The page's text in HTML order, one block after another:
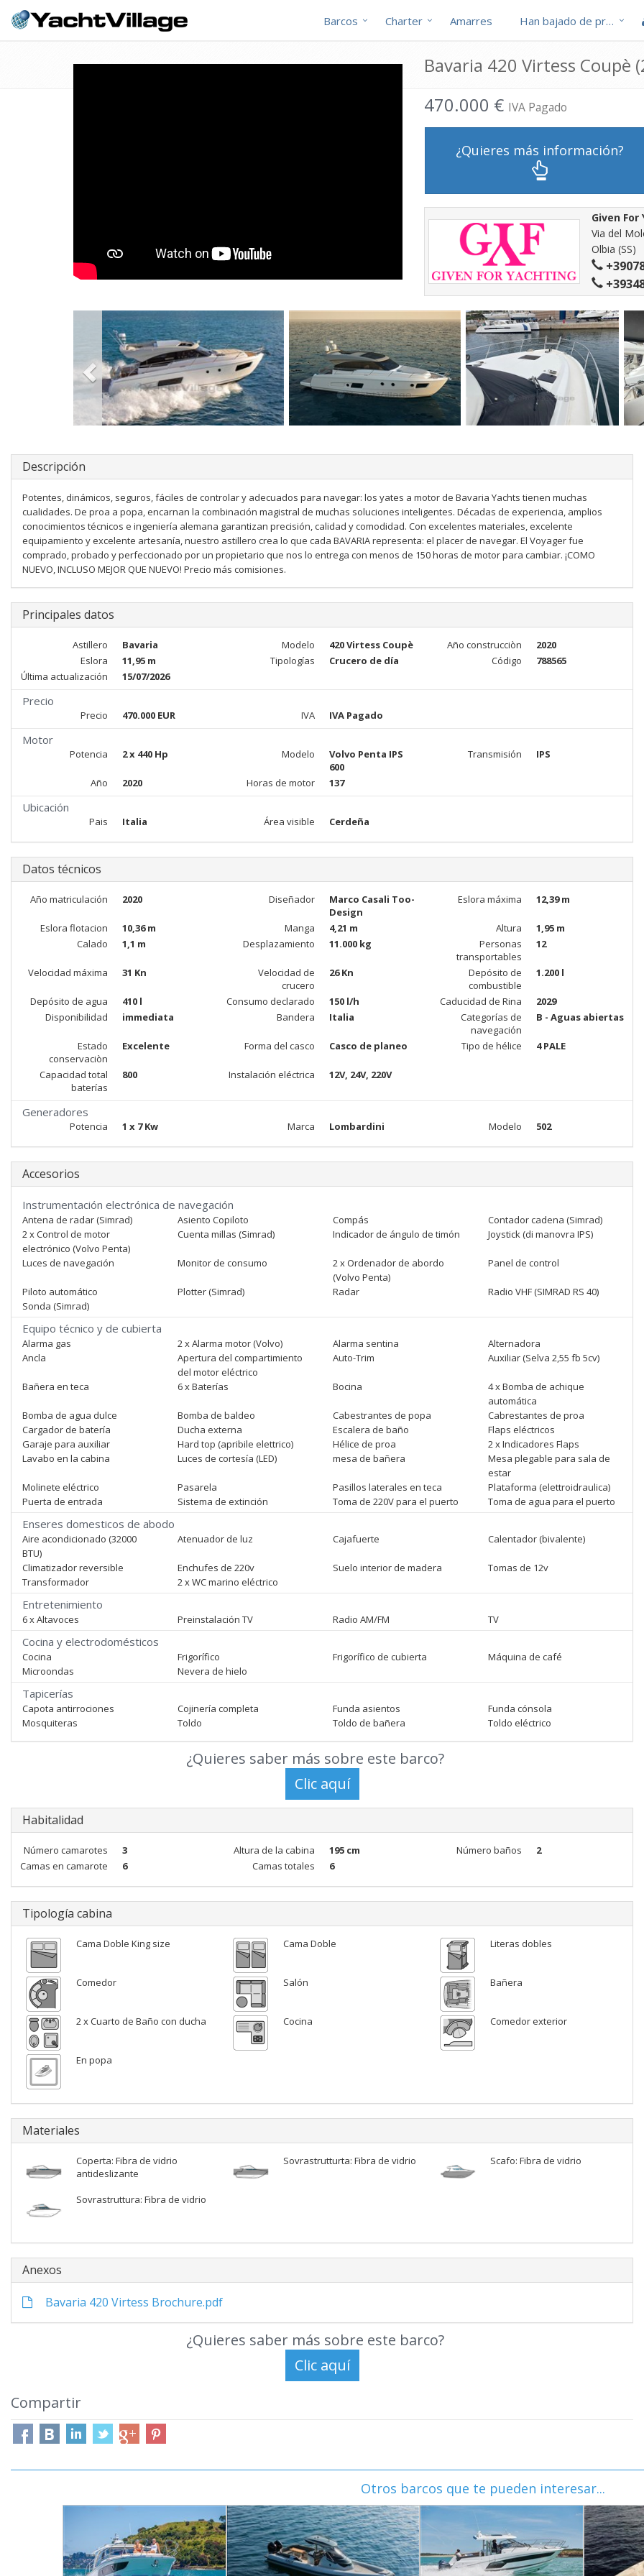
Barcos Charter Amarres Han bajado de precio
Bavaria 420 Virtess Coupè
470.000 € IVA Pagado
¿Quieres más información?
Given
Via del
Olbia (SS)
Descripción
Potentes, dinámicos, seguros, fáciles de controlar y adecuados para navegar: los yates a motor de Bavaria Yachts tienen muchas
cualidades. De proa a popa, encarnan la combinación magistral de muchas soluciones inteligentes. Décadas de experiencia, amplios
conocimientos técnicos e ingeniería alemana garantizan precisión, calidad y comodidad. Con excelentes materiales, excelente
equipamiento y excelente artesanía, nuestro astillero crea lo que cada BAVARIA representa: el placer de navegar. El Voyager fue
comprado, probado y perfeccionado por un propietario que nos lo entrega con menos de 150 horas de motor para cambiar. ¡COMO
NUEVO, INCLUSO MEJOR QUE NUEVO! Precio más comisiones.
Principales datos
Astillero Bavaria Modelo 420 Virtess Coupè Año construcciòn
2020
Eslora
11,95 m Tipologías Crucero de día Código
788565
Última actualización
15/07/2026
Precio
Precio 470.000 EUR IVA IVA Pagado
Motor
Potencia 2 x 440 Hp Modelo
Volvo Penta IPS
600
Transmisión IPS
Año 2020 Horas de motor 137
Ubicación
Pais Italia Área visible Cerdeña
Datos técnicos
Año matriculación 2020 Diseñador
Marco Casali Too-
Design
Eslora máxima 12,39 m
Eslora flotacion 10,36 m Manga 4,21 m Altura
1,95 m
Calado
1,1 m Desplazamiento 11.000 kg
Personas
transportables
12
Velocidad máxima 31 Kn
Velocidad de
crucero
26 Kn
Depósito de
combustible
1.200 l
Depósito de agua 410 l Consumo declarado 150 l/h Caducidad de Rina
2029
Disponibilidad
immediata Bandera Italia
Categorías de
navegación
B - Aguas abiertas
Estado
conservaciòn
Excelente Forma del casco Casco de planeo Tipo de hélice 4 PALE
Capacidad total
baterías
800 Instalación eléctrica 12V, 24V, 220V
Generadores
Potencia 1 x 7 Kw Marca Lombardini Modelo 502
Accesorios
Instrumentación electrónica de navegación
Antena de radar (Simrad) Asiento Copiloto Compás
Contador cadena (Simrad)
2 x Control de motor
electrónico (Volvo Penta)
Cuenta millas (Simrad) Indicador de ángulo de timón Joystick (di manovra IPS)
Luces de navegación Monitor de consumo
2 x Ordenador de abordo
(Volvo Penta)
Panel de control
Piloto automático Plotter (Simrad) Radar
Radio VHF (SIMRAD RS 40)
Sonda (Simrad)
Equipo técnico y de cubierta
Alarma gas 2 x Alarma motor (Volvo) Alarma sentina
Alternadora
Ancla
Apertura del compartimiento
del motor eléctrico
Auto-Trim Auxiliar (Selva 2,55 fb 5cv)
Bañera en teca 6 x Baterías Bocina
4 x Bomba de achique
automática
Bomba de agua dulce
Bomba de baldeo Cabestrantes de popa
Cabrestantes de proa
Cargador de batería
Ducha externa Escalera de baño
Flaps eléctricos
Garaje para auxiliar
Hard top (apribile elettrico) Hélice de proa
2 x Indicadores Flaps
Lavabo en la cabina
Luces de cortesía (LED) mesa de bañera
Mesa plegable para sala de
estar
Molinete eléctrico
Pasarela Pasillos laterales en teca
Plataforma (elettroidraulica)
Puerta de entrada
Sistema de extinción Toma de 220V para el puerto Toma de agua para el puerto
Enseres domesticos de abodo
Aire acondicionado (32000
BTU)
Atenuador de luz Cajafuerte Calentador (bivalente)
Climatizador reversible Enchufes de 220v Suelo interior de madera
Tomas de 12v
Transformador
2 x WC marino eléctrico
Entretenimiento
6 x Altavoces Preinstalación TV Radio AM/FM TV
Cocina y electrodomésticos
Cocina Frigorífico Frigorífico de cubierta
Máquina de café
Microondas
Nevera de hielo
Tapicerías
Capota antirrociones Cojinería completa Funda asientos
Funda cónsola
Mosquiteras
Toldo Toldo de bañera Toldo eléctrico
¿Quieres saber más sobre este barco?
Habitalidad
Número camarotes 3 Altura de la cabina 195 cm Número baños
2
Camas en camarote
6 Camas totales 6
Tipología cabina
Cama Doble King size Cama Doble Literas dobles
Comedor Salón Bañera
2 x Cuarto de Baño con ducha Cocina Comedor exterior
En popa
Materiales
Coperta: Fibra de vidrio
antideslizante
Sovrastrutturta: Fibra de vidrio Scafo: Fibra de vidrio
Sovrastruttura: Fibra de vidrio
Anexos
Bavaria 420 Virtess Brochure.pdf
¿Quieres saber más sobre este barco?
Compartir
Otros barcos que te pueden interesar...